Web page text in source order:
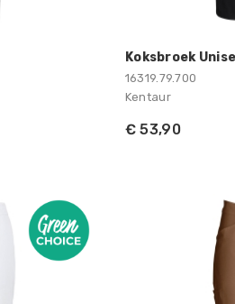
Koksbroek
16319.79.700
Kentaur
€ 53,90